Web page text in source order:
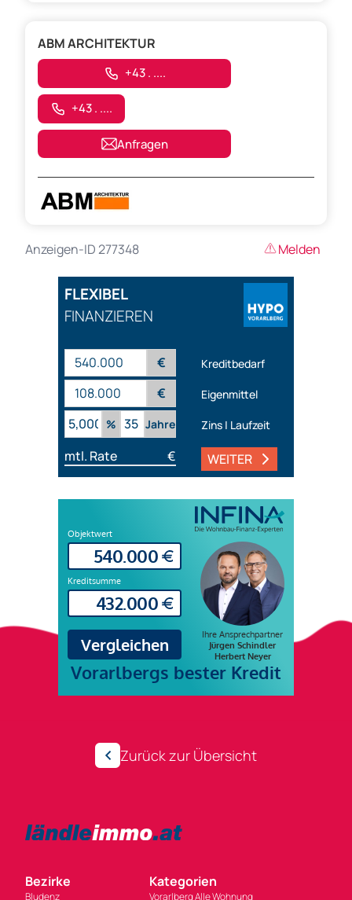
ABM ARCHITEKTUR
+43 . ....
+43 . ....
Anfragen
Anzeigen-ID 277348 Melden
FLEXIBEL
FINANZIEREN
€ Kreditbedarf
€
Eigenmittel
%
Jahre Zins | Laufzeit
mtl. Rate € WEITER
Zurück zur Übersicht
Bezirke
Bludenz
Kategorien
Vorarlberg Alle Wohnung